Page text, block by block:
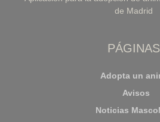
de Madrid
PÁGINAS
Adopta un
Avisos
Noticias